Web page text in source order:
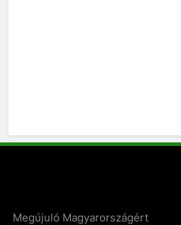
Megújuló Magyarországért